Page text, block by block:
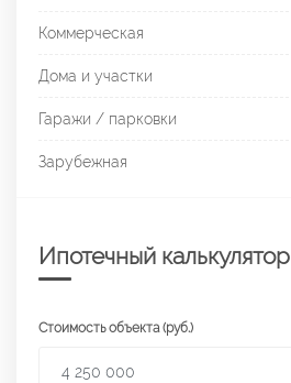
Коммерческая
Дома и участки
Гаражи / парковки
Зарубежная
Ипотечный калькулятор
Стоимость объекта (руб.)